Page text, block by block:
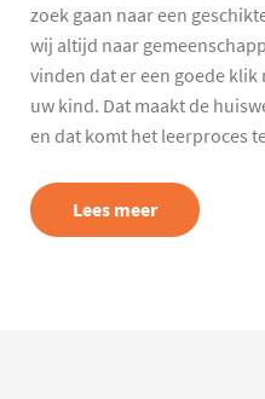
zoek gaan naar een
wij altijd naar
vinden dat er een goede klik
uw kind. Dat maakt de
en dat komt het leerproces
Lees meer